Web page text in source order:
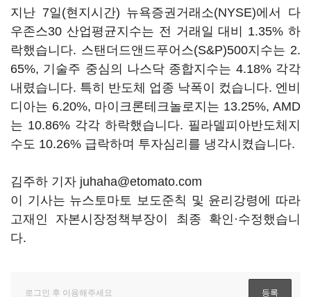
지난 7일(현지시간) 뉴욕증권거래소(NYSE)에서 다
우존스30 산업평균지수는 전 거래일 대비 1.35% 하
락했습니다. 스탠더드앤드푸어스(S&P)500지수는 2.
65%, 기술주 중심의 나스닥 종합지수는 4.18% 각각
내렸습니다. 특히 반도체 업종 낙폭이 컸습니다. 엔비
디아는 6.20%, 마이크론테크놀로지는 13.25%, AMD
는 10.86% 각각 하락했습니다. 필라델피아반도체지
수도 10.26% 급락하며 투자심리를 냉각시켰습니다.
김주하 기자 juhaha@etomato.com
이 기사는 뉴스토마토 보도준칙 및 윤리강령에 따라
고재인 자본시장정책부장이 최종 확인·수정했습니
다.